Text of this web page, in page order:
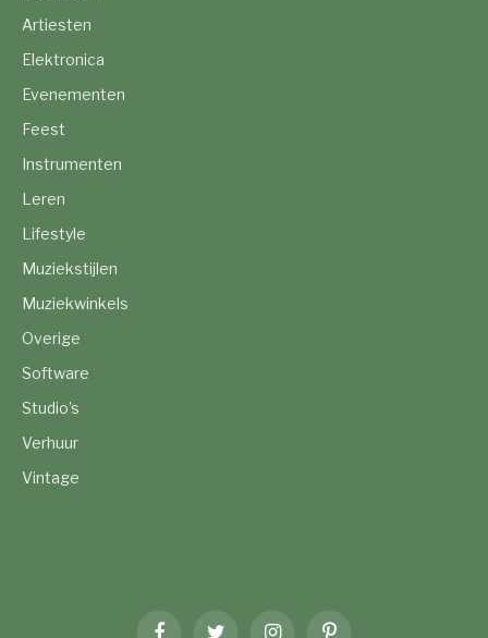
Artiesten
Elektronica
Evenementen
Feest
Instrumenten
Leren
Lifestyle
Muziekstijlen
Muziekwinkels
Overige
Software
Studio’s
Verhuur
Vintage